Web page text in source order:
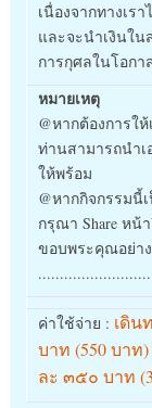
เนื่องจากทางเร
และจะนำเงินใ
การกุศลในโอกา
หมายเหตุ
@หากต้องการใ
ท่านสามารถนำเ
ให้พร้อม
@หากกิจกรรมนี้
กรุณา Share ห
ขอบพระคุณอย่า
ค่าใช้จ่าย : เดิน
บาท (550 บาท
ละ ๓๕๐ บาท